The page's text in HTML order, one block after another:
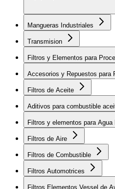
Mangueras Industriales
Transmision
Filtros y Elementos para
Accesorios y Repuestos para
Filtros de Aceite
Aditivos para combustible
Filtros y elementos para
Filtros de Aire
Filtros de Combustible
Filtros Automotrices
Filtros Elementos